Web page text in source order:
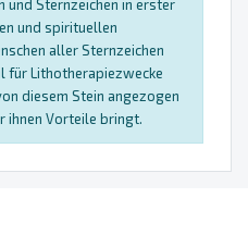
und Sternzeichen in erster
und spirituellen
aller Sternzeichen
für Lithotherapiezwecke
diesem Stein angezogen
ihnen Vorteile bringt.